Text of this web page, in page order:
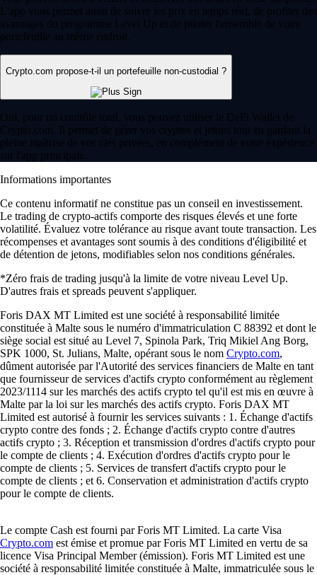
L'app vous permet aussi de suivre les prix en temps réel, de profiter des
avantages du programme Level Up et de piloter l'ensemble de votre
portefeuille au même endroit.
Crypto.com propose-t-il un portefeuille non-custodial ?
Oui, pour un contrôle total, vous pouvez utiliser le DeFi Wallet de
Crypto.com. Il permet de gérer vos cryptos et jetons tout en gardant la
pleine maîtrise de vos clés privées, en complément de votre expérience
sur l'app principale.
Informations importantes
Ce contenu informatif ne constitue pas un conseil en investissement.
Le trading de crypto-actifs comporte des risques élevés et une forte
volatilité. Évaluez votre tolérance au risque avant toute transaction. Les
récompenses et avantages sont soumis à des conditions d'éligibilité et
de détention de jetons, modifiables selon nos conditions générales.
*Zéro frais de trading jusqu'à la limite de votre niveau Level Up.
D'autres frais et spreads peuvent s'appliquer.
Foris DAX MT Limited est une société à responsabilité limitée
constituée à Malte sous le numéro d'immatriculation C 88392 et dont le
siège social est situé au Level 7, Spinola Park, Triq Mikiel Ang Borg,
SPK 1000, St. Julians, Malte, opérant sous le nom Crypto.com,
dûment autorisée par l'Autorité des services financiers de Malte en tant
que fournisseur de services d'actifs crypto conformément au règlement
2023/1114 sur les marchés des actifs crypto tel qu'il est mis en œuvre à
Malte par la loi sur les marchés des actifs crypto. Foris DAX MT
Limited est autorisé à fournir les services suivants : 1. Échange d'actifs
crypto contre des fonds ; 2. Échange d'actifs crypto contre d'autres
actifs crypto ; 3. Réception et transmission d'ordres d'actifs crypto pour
le compte de clients ; 4. Exécution d'ordres d'actifs crypto pour le
compte de clients ; 5. Services de transfert d'actifs crypto pour le
compte de clients ; et 6. Conservation et administration d'actifs crypto
pour le compte de clients.
Le compte Cash est fourni par Foris MT Limited. La carte Visa
Crypto.com est émise et promue par Foris MT Limited en vertu de sa
licence Visa Principal Member (émission). Foris MT Limited est une
société à responsabilité limitée constituée à Malte, immatriculée sous le